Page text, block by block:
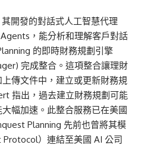
開發的對話式人工智慧代理
，能分析和理解客戶對話
的即時財務規劃引擎
完成整合。這項整合讓理財
傳文件中，建立或更新財務規
指出，過去建立財務規劃可能
幅加速。此整合服務已在美國
Planning 先前也曾將其模
）連結至美國 AI 公司